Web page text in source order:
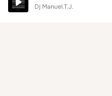
Dj Manuel.T.J.